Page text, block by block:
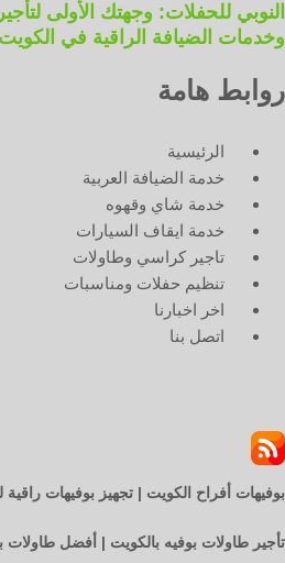
النوبي للحفلات: وجهتك الأولى
وخدمات الضيافة الراقية في الكويت |
روابط هامة
الرئيسية
خدمة الضيافة العربية
خدمة شاي وقهوه
خدمة ايقاف السيارات
تاجير كراسي وطاولات
تنظيم حفلات ومناسبات
اخر اخبارنا
اتصل بنا
بوفيهات أفراح الكويت | تجهيز بوفيهات راقية
تأجير طاولات بوفيه بالكويت | أفضل طاولات